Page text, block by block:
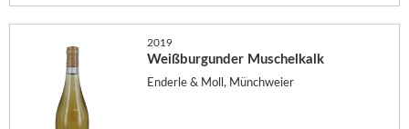
2019
Weißburgunder Muschelkalk
Enderle & Moll, Münchweier